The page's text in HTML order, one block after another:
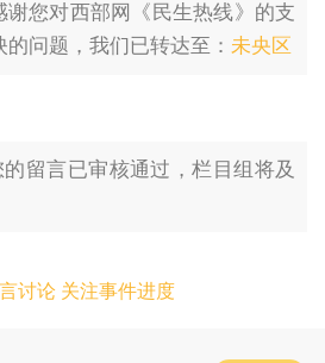
谢您对西部网《民生热线》的支
问题，我们已转达至： 未央区
的留言已审核通过，栏目组将及
讨论 关注事件进度